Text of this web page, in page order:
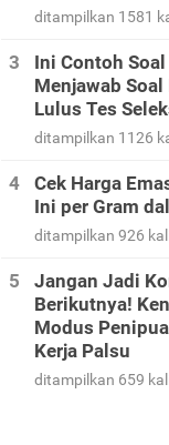
ditampilkan 1581
Ini Contoh
Menjawab
Lulus Tes
ditampilkan 1126
Cek Harga
Ini per Gram
ditampilkan 926
Jangan Jadi
Berikutnya!
Modus
Kerja Palsu
ditampilkan 659